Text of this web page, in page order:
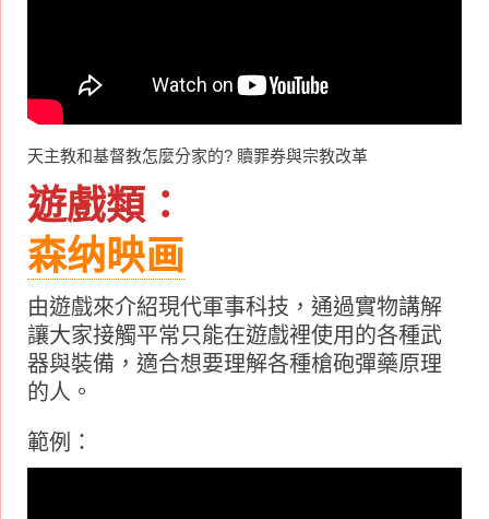
天主教和基督教怎麼分家的? 贖罪券與宗教改革
遊戲類：
森纳映画
由遊戲來介紹現代軍事科技，通過實物講解
讓大家接觸平常只能在遊戲裡使用的各種武
器與裝備，適合想要理解各種槍砲彈藥原理
的人。
範例：